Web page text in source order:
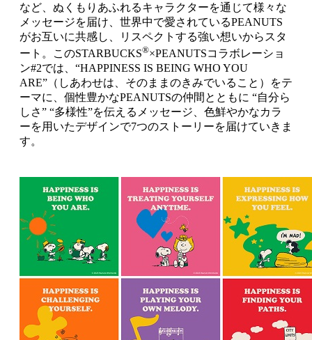
など、ぬくもりあふれるキャラクターを通じて様々な
メッセージを届け、世界中で愛されているPEANUTS
がお互いに共感し、リスペクトする強い想いからスタ
ート。このSTARBUCKS®×PEANUTSコラボレーショ
ン#2では、“HAPPINESS IS BEING WHO YOU
ARE”（しあわせは、そのままのきみでいること）をテ
ーマに、個性豊かなPEANUTSの仲間とともに “自分ら
しさ” “多様性”を伝えるメッセージ、色鮮やかなカラ
ーを用いたデザインで7つのストーリーを届けていきま
す。